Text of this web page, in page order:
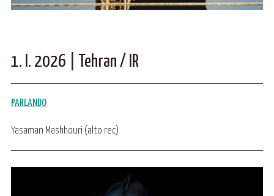
1. I. 2026 | Tehran / IR
PARLANDO
Yasaman Mashhouri (alto rec)